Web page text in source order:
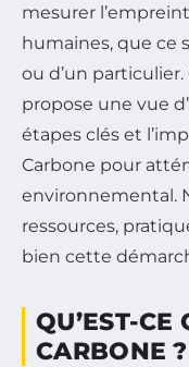
mesurer
humaines, que ce
ou d’un
propose une vue
étapes clés et
Carbone pour
environnemental.
ressources,
bien cette
QU’EST-CE
CARBONE ?